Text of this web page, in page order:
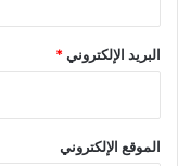
البريد الإلكتروني*
الموقع الإلكتروني